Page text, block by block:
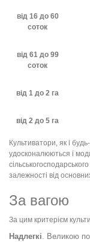
від 16 до 60
соток
від 61 до 99
соток
від 1 до 2 га
від 2 до 5 га
Культиватори, як і
удосконалюються і
залежності від
За вагою
За цим критерієм
Надлегкі. Великою